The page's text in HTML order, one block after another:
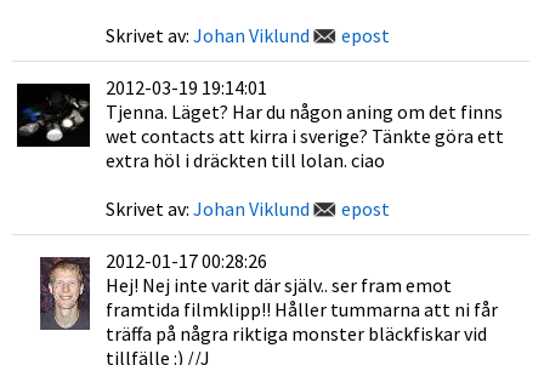
Skrivet av: Johan Viklund epost
2012-03-19 19:14:01
Tjenna. Läget? Har du någon aning om det finns
wet contacts att kirra i sverige? Tänkte göra ett
extra höl i dräckten till lolan. ciao
Skrivet av: Johan Viklund epost
2012-01-17 00:28:26
Hej! Nej inte varit där själv.. ser fram emot
framtida filmklipp!! Håller tummarna att ni får
träffa på några riktiga monster bläckfiskar vid
tillfälle :) //J